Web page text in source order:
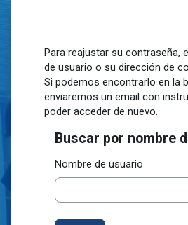
Para reajustar su contraseña,
de usuario o su dirección de
Si podemos encontrarlo en la
enviaremos un email con
poder acceder de nuevo.
Buscar por nombre de
Buscar por nombre
Nombre de usuario